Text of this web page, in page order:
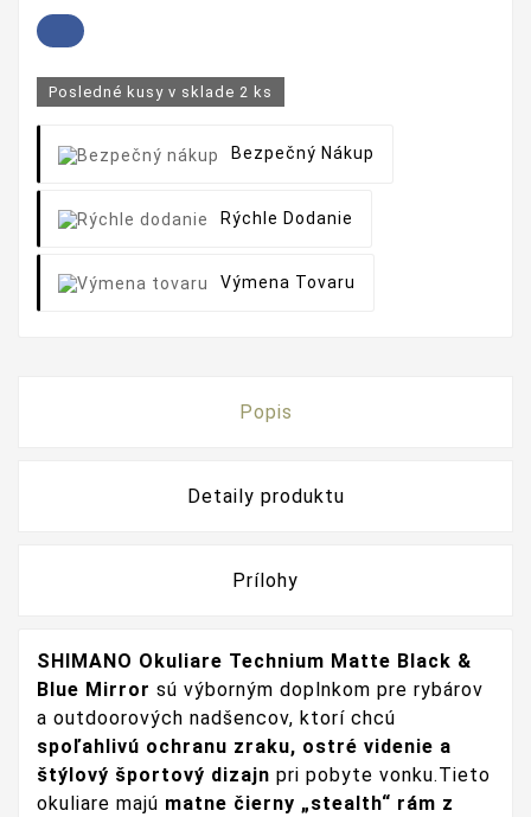
Posledné kusy v sklade 2 ks
Bezpečný Nákup
Rýchle Dodanie
Výmena Tovaru
Popis
Detaily produktu
Prílohy
SHIMANO Okuliare Technium Matte Black &
Blue Mirror sú výborným doplnkom pre rybárov
a outdoorových nadšencov, ktorí chcú
spoľahlivú ochranu zraku, ostré videnie a
štýlový športový dizajn pri pobyte vonku.Tieto
okuliare majú matne čierny „stealth“ rám z